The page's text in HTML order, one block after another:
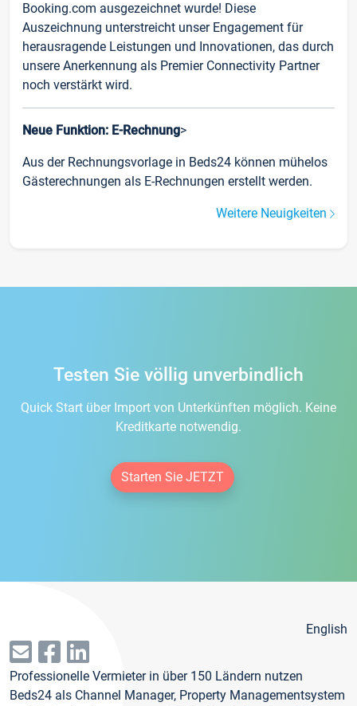
Booking.com ausgezeichnet wurde! Diese
Auszeichnung unterstreicht unser Engagement für
herausragende Leistungen und Innovationen, das durch
unsere Anerkennung als Premier Connectivity Partner
noch verstärkt wird.
Neue Funktion: E-Rechnung>
Aus der Rechnungsvorlage in Beds24 können mühelos
Gästerechnungen als E-Rechnungen erstellt werden.
Weitere Neuigkeiten
Testen Sie völlig unverbindlich
Quick Start über Import von Unterkünften möglich. Keine
Kreditkarte notwendig.
Starten Sie JETZT
English
Professionelle Vermieter in über 150 Ländern nutzen
Beds24 als Channel Manager, Property Managementsystem